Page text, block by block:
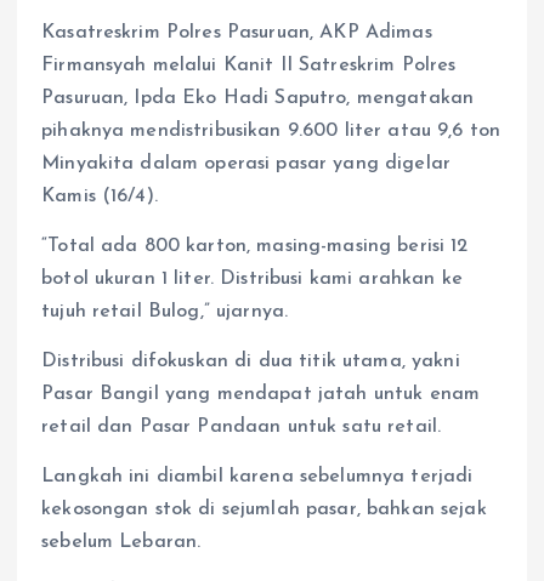
Kasatreskrim Polres Pasuruan, AKP Adimas
Firmansyah melalui Kanit II Satreskrim Polres
Pasuruan, Ipda Eko Hadi Saputro, mengatakan
pihaknya mendistribusikan 9.600 liter atau 9,6 ton
Minyakita dalam operasi pasar yang digelar
Kamis (16/4).
“Total ada 800 karton, masing-masing berisi 12
botol ukuran 1 liter. Distribusi kami arahkan ke
tujuh retail Bulog,” ujarnya.
Distribusi difokuskan di dua titik utama, yakni
Pasar Bangil yang mendapat jatah untuk enam
retail dan Pasar Pandaan untuk satu retail.
Langkah ini diambil karena sebelumnya terjadi
kekosongan stok di sejumlah pasar, bahkan sejak
sebelum Lebaran.